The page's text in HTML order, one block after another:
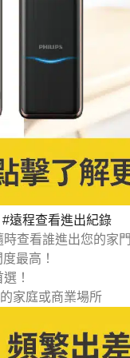
#遠程查看進出紀錄
查看誰進出您的家
最高！
！
家庭或商業場所